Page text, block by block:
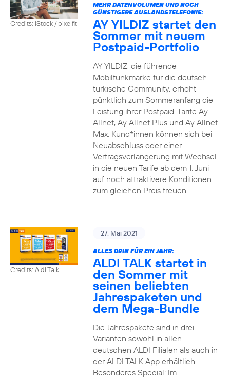
Credits: iStock / pixelfit
MEHR DATENVOLUMEN UND NOCH
GÜNSTIGERE AUSLANDSTELEFONIE:
AY YILDIZ startet den
Sommer mit neuem
Postpaid-Portfolio
AY YILDIZ, die führende
Mobilfunkmarke für die deutsch-
türkische Community, erhöht
pünktlich zum Sommeranfang die
Leistung ihrer Postpaid-Tarife Ay
Allnet, Ay Allnet Plus und Ay Allnet
Max. Kund*innen können sich bei
Neuabschluss oder einer
Vertragsverlängerung mit Wechsel
in die neuen Tarife ab dem 1. Juni
auf noch attraktivere Konditionen
zum gleichen Preis freuen.
Credits: Aldi Talk
27. Mai 2021
ALLES DRIN FÜR EIN JAHR:
ALDI TALK startet in
den Sommer mit
seinen beliebten
Jahrespaketen und
dem Mega-Bundle
Die Jahrespakete sind in drei
Varianten sowohl in allen
deutschen ALDI Filialen als auch in
der ALDI TALK App erhältlich.
Besonderes Special: Im